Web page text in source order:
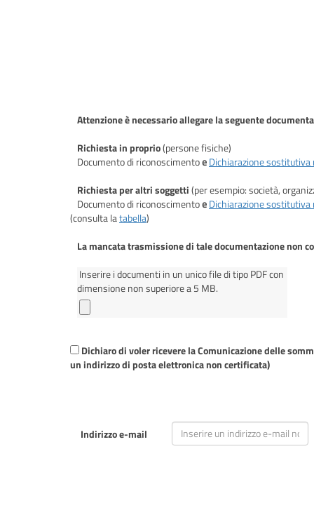
Attenzione è necessario allegare la seguente
Richiesta in proprio(persone fisiche)
Documento di riconoscimentoeDichiarazione
Richiesta per altri soggetti(per esempio: società,
Documento di riconoscimentoeDichiarazione
(consulta latabella)
La mancata trasmissione di tale documentazione non
Inserire i documenti in un unico file di tipo PDF con
dimensione non superiore a 5 MB.
Dichiaro di voler ricevere la Comunicazione delle
un indirizzo di posta elettronica non certificata)
Indirizzo e-mail